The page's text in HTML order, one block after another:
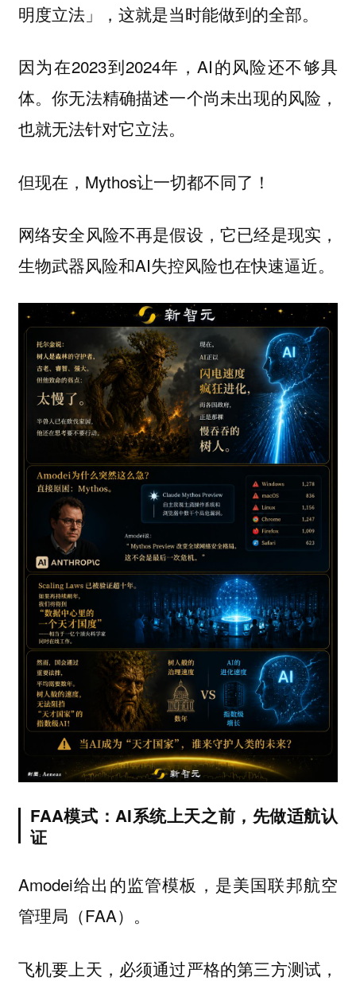
明度立法」，这就是当时能做到的全部。
因为在2023到2024年，AI的风险还不够具
体。你无法精确描述一个尚未出现的风险，
也就无法针对它立法。
但现在，Mythos让一切都不同了！
网络安全风险不再是假设，它已经是现实，
生物武器风险和AI失控风险也在快速逼近。
FAA模式：AI系统上天之前，先做适航认
证
Amodei给出的监管模板，是美国联邦航空
管理局（FAA）。
飞机要上天，必须通过严格的第三方测试，